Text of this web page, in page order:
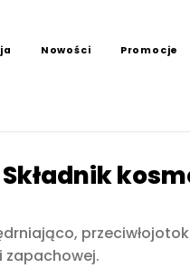
Nowości Promocje
Składnik
zapachowej.